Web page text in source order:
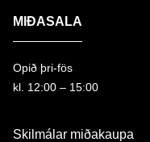
MIÐASALA
Opið þri-fös
kl. 12:00 – 15:00
Skilmálar miðakaupa